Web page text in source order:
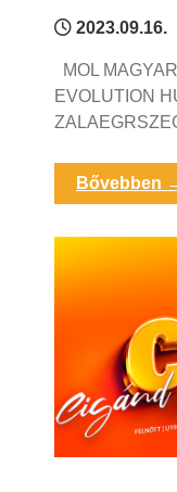
2023.09.16.
MOL
EVOLUTION
Bővebben